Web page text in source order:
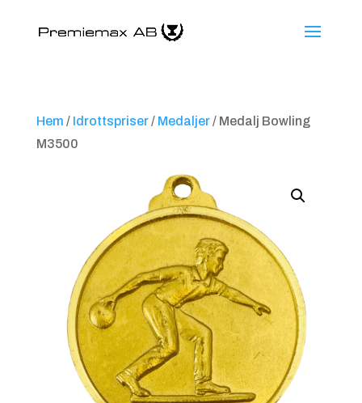
Hem / Idrottspriser/ Medaljer/ Medalj Bowling
M3500